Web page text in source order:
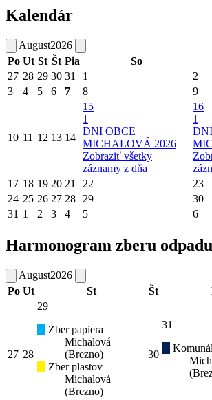
Kalendár
August2026
Po Ut St Št Pia So
27 28 29 30 31 1
2
3
4 5 6 7 8 9
10 11 12 13 14
15
1
DNI OBCE
MICHALOVÁ 2026
Zobraziť všetky
záznamy z dňa
16
1
17 18 19 20 21 22
23
24 25 26 27 28 29
30
31 1 2 3 4 5 6
Harmonogram zberu odpadu
August2026
Po Ut St Št
27 28
29
Zber papiera
Michalová
(Brezno)
Zber plastov
Michalová
(Brezno)
30
31